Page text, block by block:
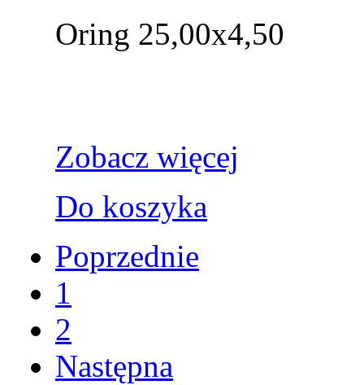
Oring 25,00x4,50
Zobacz więcej
Do koszyka
Poprzednie
1
2
Następna